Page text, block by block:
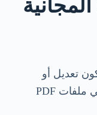
تحرير ملفات PDF المجانية
تعديل أو
حذف أو إضافة النصوص أو الصور في ملفات PDF